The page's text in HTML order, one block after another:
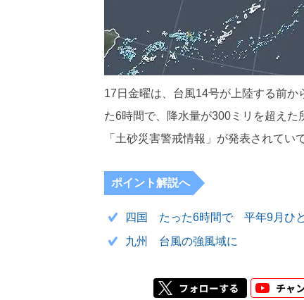
17日金曜は、台風14号が上陸する前
た6時間で、降水量が300ミリを超え
「土砂災害警戒情報」が発表されてい
ポイント解説へ
四国 たった6時間で 平年9月ひ
九州 台風の強風域に